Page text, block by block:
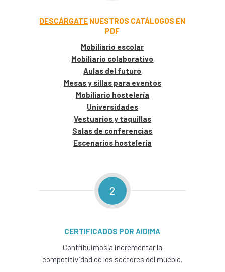
DESCÁRGATE NUESTROS CATÁLOGOS EN
PDF
Mobiliario escolar
Mobiliario colaborativo
Aulas del futuro
Mesas y sillas para eventos
Mobiliario hostelería
Universidades
Vestuarios y taquillas
Salas de conferencias
Escenarios hostelería
2
CERTIFICADOS POR AIDIMA
Contribuimos a incrementar la
competitividad de los sectores del mueble.